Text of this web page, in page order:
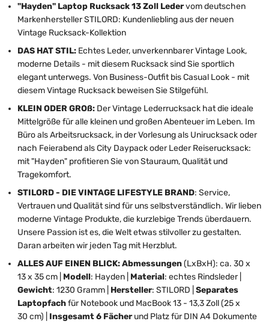
"Hayden" Laptop Rucksack 13 Zoll Ledervom deutschen
Markenhersteller STILORD: Kundenliebling aus der neuen
Vintage Rucksack-Kollektion
DAS HAT STIL: Echtes Leder, unverkennbarer Vintage Look,
moderne Details - mit diesem Rucksack sind Sie sportlich
elegant unterwegs. Von Business-Outfit bis Casual Look - mit
diesem Vintage Rucksack beweisen Sie Stilgefühl.
KLEIN ODER GROß: Der Vintage Lederrucksack hat die ideale
Mittelgröße für alle kleinen und großen Abenteuer im Leben. Im
Büro als Arbeitsrucksack, in der Vorlesung als Unirucksack oder
nach Feierabend als City Daypack oder Leder Reiserucksack:
mit "Hayden" profitieren Sie von Stauraum, Qualität und
Tragekomfort.
STILORD - DIE VINTAGE LIFESTYLE BRAND: Service,
Vertrauen und Qualität sind für uns selbstverständlich. Wir lieben
moderne Vintage Produkte, die kurzlebige Trends überdauern.
Unsere Passion ist es, die Welt etwas stilvoller zu gestalten.
Daran arbeiten wir jeden Tag mit Herzblut.
ALLES AUF EINEN BLICK: Abmessungen(LxBxH): ca. 30 x
13 x 35 cm | Modell: Hayden | Material: echtes Rindsleder |
Gewicht: 1230 Gramm | Hersteller: STILORD | Separates
Laptopfachfür Notebook und MacBook 13 - 13,3 Zoll (25 x
30 cm) |
Insgesamt 6 Fächerund Platz für DIN A4 Dokumente